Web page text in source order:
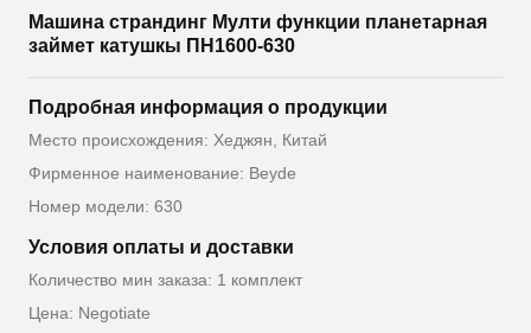
Машина страндинг Мулти функции планетарная
займет катушкы ПН1600-630
Подробная информация о продукции
Место происхождения: Хеджян, Китай
Фирменное наименование: Beyde
Номер модели: 630
Условия оплаты и доставки
Количество мин заказа: 1 комплект
Цена: Negotiate